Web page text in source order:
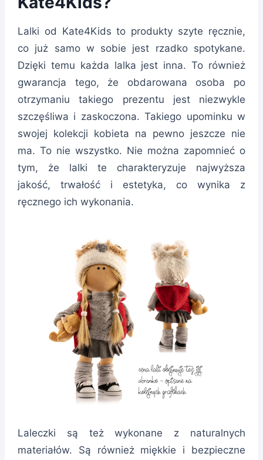
Lalki od Kate4Kids to produkty szyte ręcznie,
co już samo w sobie jest rzadko spotykane.
Dzięki temu każda lalka jest inna. To również
gwarancja tego, że obdarowana osoba po
otrzymaniu takiego prezentu jest niezwykle
szczęśliwa i zaskoczona. Takiego upominku w
swojej kolekcji kobieta na pewno jeszcze nie
ma. To nie wszystko. Nie można zapomnieć o
tym, że lalki te charakteryzuje najwyższa
jakość, trwałość i estetyka, co wynika z
ręcznego ich wykonania.
Laleczki są też wykonane z naturalnych
materiałów. Są również miękkie i bezpieczne